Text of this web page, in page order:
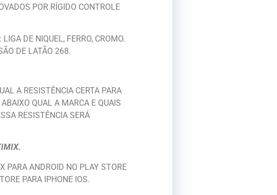
POR RÍGIDO CONTROLE
LIGA DE NIQUEL, FERRO, CROMO.
DE LATÃO 268.
A RESISTÊNCIA CERTA PARA
QUAL A MARCA E QUAIS
RESISTÊNCIA SERÁ
PARA ANDROID NO PLAY STORE
PARA IPHONE IOS.